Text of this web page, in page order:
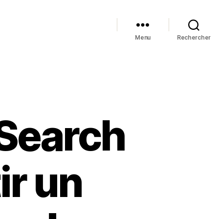
Menu Rechercher
un